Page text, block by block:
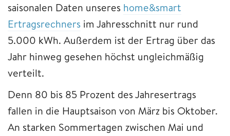
saisonalen Daten unseres home&smart
Ertragsrechners im Jahresschnitt nur rund
5.000 kWh. Außerdem ist der Ertrag über das
Jahr hinweg gesehen höchst ungleichmäßig
verteilt.
Denn 80 bis 85 Prozent des Jahresertrags
fallen in die Hauptsaison von März bis Oktober.
An starken Sommertagen zwischen Mai und